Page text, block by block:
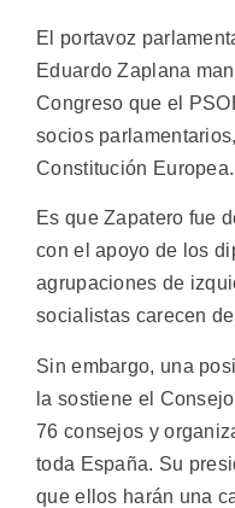
El portavoz
Eduardo Zaplana
Congreso que el
socios
Constitución Europea.
Es que Zapatero fue
con el apoyo de los
agrupaciones de
socialistas carecen
Sin embargo, una
la sostiene el
76 consejos y
toda España. Su
que ellos harán una